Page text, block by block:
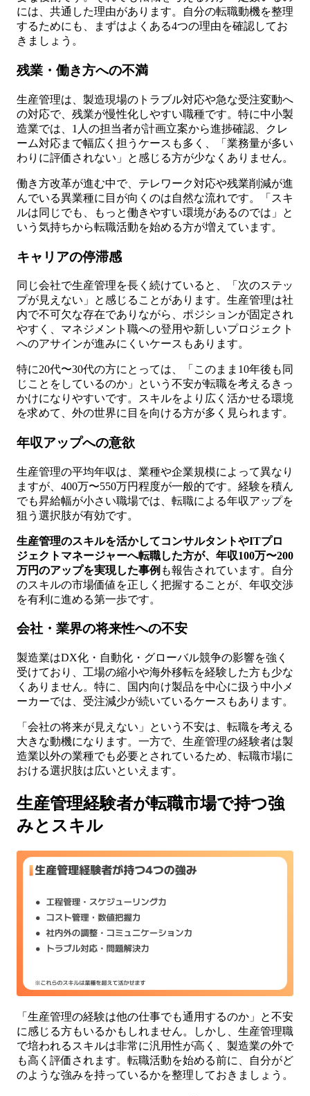
には、共通した理由があります。自分の転職動機を整理
するためにも、まずはよくある4つの理由を確認してお
きましょう。
残業・働き方への不満
生産管理は、製造現場のトラブル対応や急な受注変動へ
の対応で、残業が慢性化しやすい職種です。特に中小製
造業では、1人の担当者が計画立案から進捗確認、クレ
ーム対応まで幅広く担うケースも多く、「業務量が多い
わりに評価されない」と感じる方が少なくありません。
働き方改革が進む中で、テレワーク対応や残業削減が進
んでいる異業種に目が向くのは自然な流れです。「スキ
ルは同じでも、もっと働きやすい環境があるのでは」と
いう気持ちから転職活動を始める方が増えています。
キャリアの停滞感
同じ会社で生産管理を長く続けていると、「次のステッ
プが見えない」と感じることがあります。生産管理は社
内で不可欠な存在でありながら、ポジションが固定され
やすく、マネジメント職への登用や新しいプロジェクト
へのアサインが進みにくいケースもあります。
特に20代〜30代の方にとっては、「このまま10年後も同
じことをしているのか」という不安が転職を考えるきっ
かけになりやすいです。スキルをより広く活かせる環境
を求めて、外の世界に目を向ける方が多く見られます。
年収アップへの意欲
生産管理の平均年収は、業種や企業規模によって異なり
ますが、400万〜550万円程度が一般的です。経験を積ん
でも昇給幅が小さい職場では、転職による年収アップを
狙う選択肢が有効です。
生産管理のスキルを活かしてコンサルタントやITプロ
ジェクトマネージャーへ転職した方が、年収100万〜200
万円のアップを実現した事例 も報告されています。自分
のスキルの市場価値を正しく把握することが、年収交渉
を有利に進める第一歩です。
会社・業界の将来性への不安
製造業はDX化・自動化・グローバル競争の影響を強く
受けており、工場の縮小や海外移転を経験した方も少な
くありません。特に、国内向け製品を中心に扱う中小メ
ーカーでは、受注減少が続いているケースもあります。
「会社の将来が見えない」という不安は、転職を考える
大きな動機になります。一方で、生産管理の経験者は製
造業以外の業種でも必要とされているため、転職市場に
おける選択肢は広いといえます。
生産管理経験者が転職市場で持つ強
みとスキル
「生産管理の経験は他の仕事でも通用するのか」と不安
に感じる方もいるかもしれません。しかし、生産管理職
で培われるスキルは非常に汎用性が高く、製造業の外で
も高く評価されます。転職活動を始める前に、自分がど
のような強みを持っているかを整理しておきましょう。